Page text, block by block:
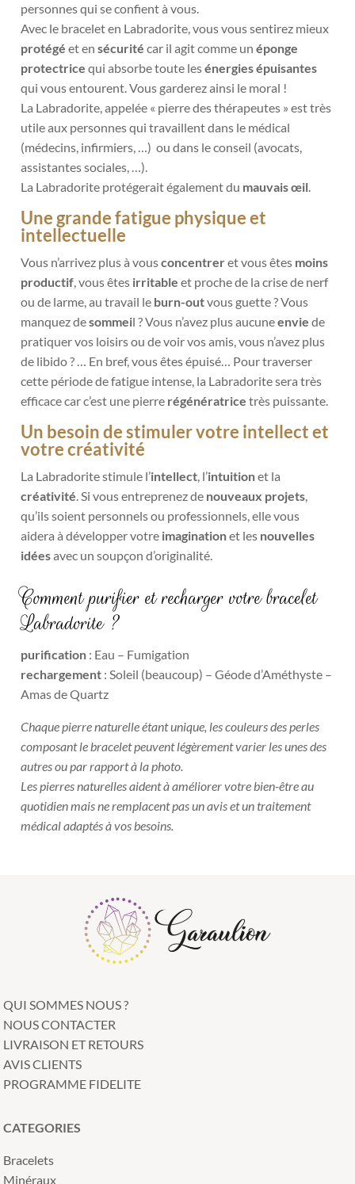
personnes qui se confient à vous.
Avec le bracelet en Labradorite, vous vous sentirez mieux
protégé et ensécuritécar il agit comme unéponge
protectricequi absorbe toute lesénergies épuisantes
qui vous entourent. Vous garderez ainsi le moral !
La Labradorite, appelée « pierre des thérapeutes » est très
utile aux personnes qui travaillent dans le médical
(médecins, infirmiers, …) ou dans le conseil (avocats,
assistantes sociales, …).
La Labradorite protégerait également du mauvais œil.
Une grande fatigue physique et
intellectuelle
Vous n’arrivez plus à vousconcentreret vous êtes moins
productif, vous êtes irritable et proche de la crise de nerf
ou de larme, au travail le burn-outvous guette ? Vous
manquez desommeil ? Vous n’avez plus aucuneenvie de
pratiquer vos loisirs ou de voir vos amis, vous n’avez plus
de libido ? … En bref, vous êtes épuisé… Pour traverser
cette période de fatigue intense, la Labradorite sera très
efficace car c’est une pierre régénératrice très puissante.
Un besoin de stimuler votre intellect et
votre créativité
La Labradorite stimule l’intellect, l’intuitionet la
créativité. Si vous entreprenez de nouveaux projets,
qu’ils soient personnels ou professionnels, elle vous
aidera à développer votre imaginationet les nouvelles
idéesavec un soupçon d’originalité.
Comment purifier et recharger votre bracelet
Labradorite ?
purification : Eau – Fumigation
rechargement : Soleil (beaucoup) – Géode d’Améthyste –
Amas de Quartz
Chaque pierre naturelle étant unique, les couleurs des perles
composant le bracelet peuvent légèrement varier les unes des
autres ou par rapport à la photo.
Les pierres naturelles aident à améliorer votre bien-être au
quotidien mais ne remplacent pas un avis et un traitement
médical adaptés à vos besoins.
QUI SOMMES NOUS ?
NOUS CONTACTER
LIVRAISON ET RETOURS
AVIS CLIENTS
PROGRAMME FIDELITE
CATEGORIES
Bracelets
Minéraux